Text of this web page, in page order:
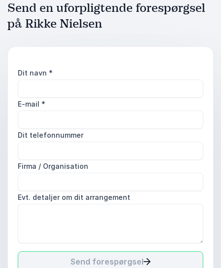
Send en uforpligtende forespørgsel
på Rikke Nielsen
Dit navn *
E-mail *
Dit telefonnummer
Firma / Organisation
Evt. detaljer om dit arrangement
Send forespørgsel